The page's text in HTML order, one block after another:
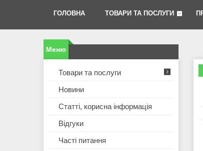
ГОЛОВНА ТОВАРИ ТА ПОСЛУГИ
Товари та послуги
Новини
Статті, корисна інформація
Відгуки
Часті питання